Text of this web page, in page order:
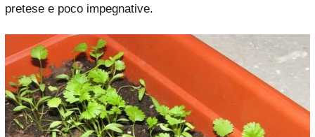
pretese e poco impegnative.